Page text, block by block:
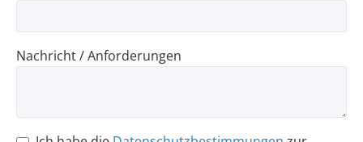
Nachricht / Anforderungen